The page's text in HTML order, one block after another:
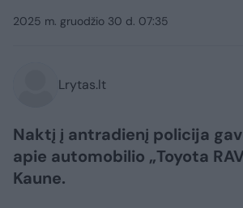
2025 m. gruodžio 30 d. 07:35
Lrytas.lt
Naktį į antradienį policija
apie automobilio „Toyota
Kaune.